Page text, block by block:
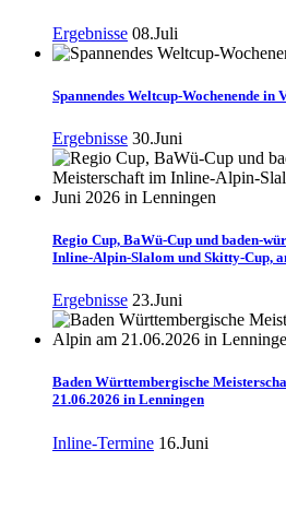
Ergebnisse 08.Juli
Spannendes Weltcup-Wochenende in
Ergebnisse 30.Juni
Regio Cup, BaWü-Cup und baden-
Inline-Alpin-Slalom und Skitty-Cup,
Ergebnisse 23.Juni
Baden Württembergische
21.06.2026 in Lenningen
Inline-Termine 16.Juni